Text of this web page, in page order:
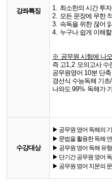
강좌특징 1. 최소한의 시간 투
2. 모든 문장에 무한
3. 속독을 위한 끊어
4. 누구나 쉽게 이해
※ 공무원 시험에 나
즉 고1,2 모의고사 수
공무원영어 10분 단
경선식 수능독해 기초/
나와도99% 독해가
수강대상
▶ 공무원 영어 독해의
▶ 문법을 활용한 독해
▶ 공무원 영어 독해 유
▶ 단기간 공무원 영어
▶ 공무원 영어 지문의